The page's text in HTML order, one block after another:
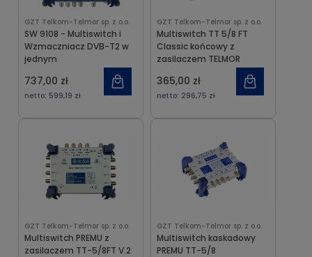
GZT Telkom-Telmor sp. z o.o.
SW 9108 - Multiswitch i
Wzmaczniacz DVB-T2 w
jednym
737,00 zł
netto: 599,19 zł
GZT Telkom-Telmor sp. z o.o.
Multiswitch TT 5/8 FT
Classic końcowy z
zasilaczem TELMOR
365,00 zł
netto: 296,75 zł
GZT Telkom-Telmor sp. z o.o.
Multiswitch PREMU z
zasilaczem TT-5/8FT V.2
GZT Telkom-Telmor sp. z o.o.
Multiswitch kaskadowy
PREMU TT-5/8